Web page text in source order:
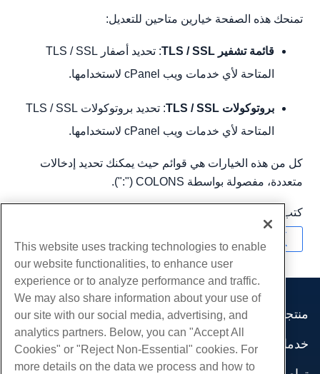
تمنحك هذه الصفحة خيارين متاحين للتعديل:
قائمة تشفير TLS / SSL
: تحديد أصفار TLS / SSL
المتاحة لأي خدمات ويب cPanel لاستخدامها.
بروتوكولات TLS / SSL
: تحديد بروتوكولات TLS / SSL
المتاحة لأي خدمات ويب cPanel لاستخدامها.
كل من هذه الخيارات هي قوائم حيث يمكنك تحديد إدخالات
متعددة، مفصولة بواسطة COLONS (":").
كتب بواسطة
منتجات
استضافة الموقع
استضافة الأعمال
خدمات
هجرات الموقع
This website uses tracking technologies to enable
our website functionalities, to enhance user
experience or to analyze performance and traffic.
We may also share information about your use of
our site with our social media, advertising, and
analytics partners. Below, you can "Accept All
Cookies" or "Reject Non-Essential" cookies. For
more details on the data we process and how to